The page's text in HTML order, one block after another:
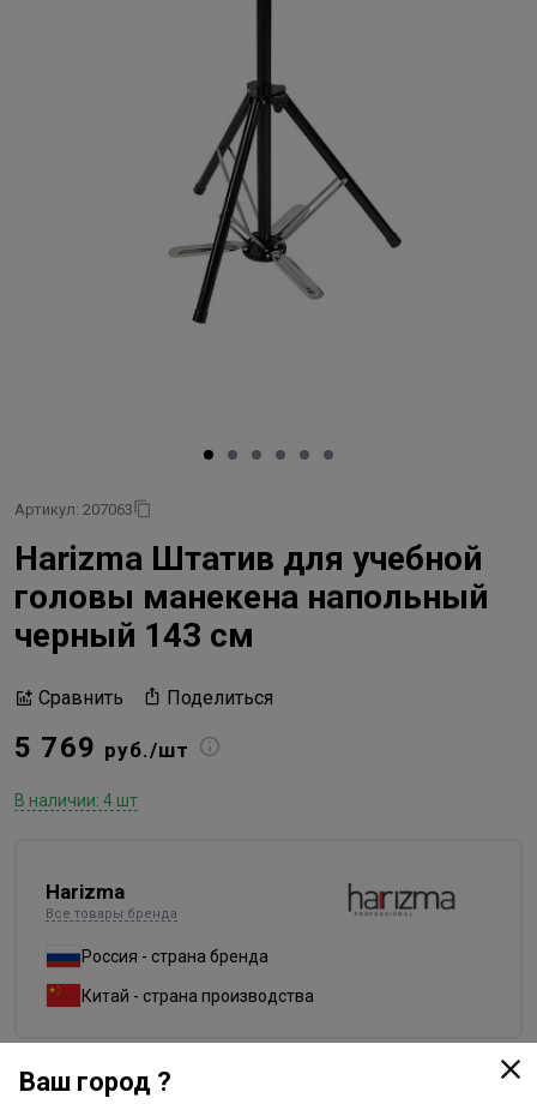
Артикул: 207063
Harizma Штатив для учебной
головы манекена напольный
черный 143 см
Сравнить Поделиться
5 769 руб./шт
В наличии: 4 шт
Harizma
Все товары бренда
Россия - страна бренда
Китай - страна производства
Ваш город ?